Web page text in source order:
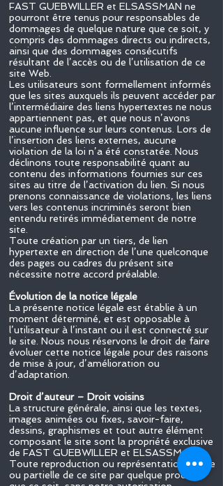
FAST GUEBWILLER et ELSASSMAN ne
pourront être tenus pour responsables de
dommages de quelque nature que ce soit, y
compris des dommages directs ou indirects,
ainsi que des dommages consécutifs
résultant de l’accès ou de l’utilisation de ce
site Web.
Les utilisateurs sont formellement informés
que les sites auxquels ils peuvent accéder par
l’intermédiaire des liens hypertextes ne nous
appartiennent pas, et que nous n’avons
aucune influence sur leurs contenus. Lors de
l’insertion des liens externes, aucune
violation de la loi n’a été constatée. Nous
déclinons toute responsabilité quant au
contenu des informations fournies sur ces
sites au titre de l’activation du lien. Si nous
prenons connaissance de violations, les liens
vers les contenus incriminés seront bien
entendu retirés immédiatement de notre
site.
Toute création par un tiers, de lien
hypertexte en direction de l’une quelconque
des pages ou cadres du présent site
nécessite notre accord préalable.
Évolution de la notice légale
La présente notice légale est établie à un
moment déterminé, et est opposable à
l’utilisateur à l’instant ou il est connecté sur
le site. Nous nous réservons le droit de faire
évoluer cette notice légale pour des raisons
de mise à jour, d’amélioration ou
d’adaptation.
Droit d’auteur – Droit voisins
La structure générale, ainsi que les textes,
images animées ou fixes, savoir-faire,
dessins, graphismes et tout autre élément
composant le site sont la propriété exclusive
de FAST GUEBWILLER et ELSASSMAN.
Toute reproduction ou représentation totale
ou partielle de ce site par quelque procédé